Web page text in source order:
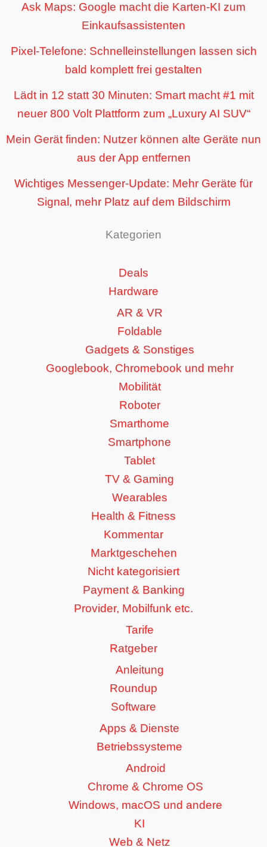
Ask Maps: Google macht die Karten-KI zum
Einkaufsassistenten
Pixel-Telefone: Schnelleinstellungen lassen sich
bald komplett frei gestalten
Lädt in 12 statt 30 Minuten: Smart macht #1 mit
neuer 800 Volt Plattform zum „Luxury AI SUV“
Mein Gerät finden: Nutzer können alte Geräte nun
aus der App entfernen
Wichtiges Messenger-Update: Mehr Geräte für
Signal, mehr Platz auf dem Bildschirm
Kategorien
Deals
Hardware
AR & VR
Foldable
Gadgets & Sonstiges
Googlebook, Chromebook und mehr
Mobilität
Roboter
Smarthome
Smartphone
Tablet
TV & Gaming
Wearables
Health & Fitness
Kommentar
Marktgeschehen
Nicht kategorisiert
Payment & Banking
Provider, Mobilfunk etc.
Tarife
Ratgeber
Anleitung
Roundup
Software
Apps & Dienste
Betriebssysteme
Android
Chrome & Chrome OS
Windows, macOS und andere
KI
Web & Netz